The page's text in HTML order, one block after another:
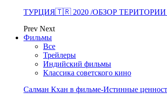
ТУРЦИЯ🇹🇷 2020 /ОБЗОР
Prev Next
Фильмы
Все
Трейлеры
Индийский фильмы
Классика советского кино
Салман Кхан в фильме-Истинные